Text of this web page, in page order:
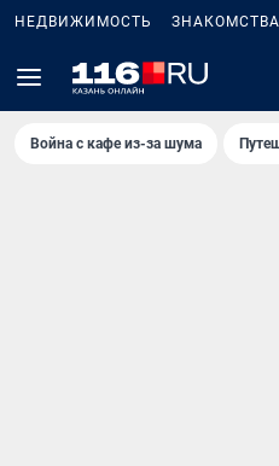
НЕДВИЖИМОСТЬ ЗНАКОМСТВА
Война с кафе из-за шума